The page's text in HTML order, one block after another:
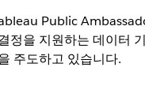
Public
정을 지원하는 데이터
주도하고 있습니다.